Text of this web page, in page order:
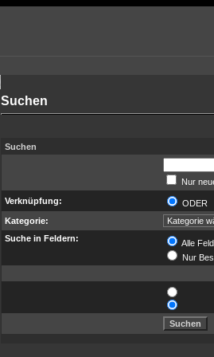
Suchen
Suchen
Nur
Verknüpfung:
ODER
Kategorie:
Suche in Feldern:
Alle
Nur